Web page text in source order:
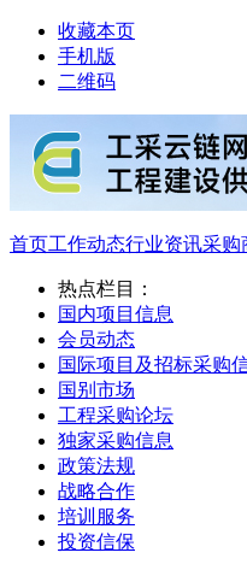
收藏本页
手机版
二维码
首页工作动态行业资讯采购
热点栏目：
国内项目信息
会员动态
国际项目及招标采购
国别市场
工程采购论坛
独家采购信息
政策法规
战略合作
培训服务
投资信保